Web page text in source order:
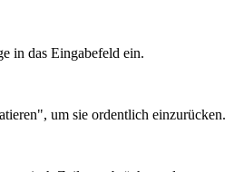
in das Eingabefeld ein.
um sie ordentlich einzurücken.